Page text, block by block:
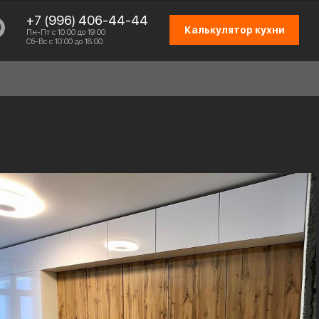
+7 (996) 406-44-44
Пн-Пт с 10:00 до 19:00
Сб-Вс с 10:00 до 18:00
Калькулятор кухни
ОТЗЫВЫ КЛИЕНТОВ
ПРИСОЕДИНИТЬСЯ К КОМАНДЕ
КОНТАКТЫ